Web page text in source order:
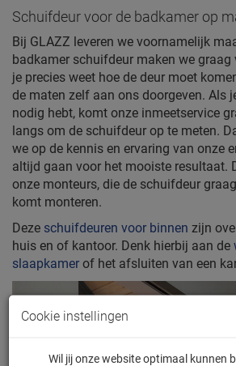
Schuifdeur voor de badkamer op
Bij GLAZZ leveren we voornamelijk
badkamer schuifdeur maken we graag
je precies weet hoe de deur moet
de maten zelf aan ons doorgeven. Als
nodig hebt, komt onze inmeetservice
langs om de schuifdeur op te meten.
we op de kennis en ervaring van onze
altijd gaan voor het mooiste resultaat.
onze monteurs, die de schuifdeur
komt monteren.
Deze schuifdeuren voor binnen zijn
huis en of kantoor. Denk hierbij aan de
slaapkamer of het afsluiten van een
Cookie instellingen
Wil jij onze website optimaal kunnen